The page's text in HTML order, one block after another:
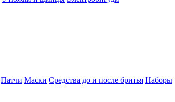
Патчи Маски Средства до и после бритья Наборы